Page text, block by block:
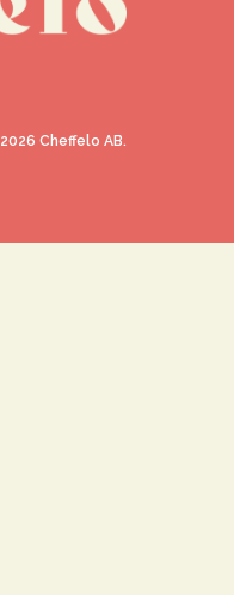
2026 Cheffelo AB.